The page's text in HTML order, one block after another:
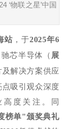
‘物联之星’中国
站 ，于2025年6
驰芯半导体（ 展
解决方案供应
吸引观众深度
度关注。同
榜单"颁奖典礼